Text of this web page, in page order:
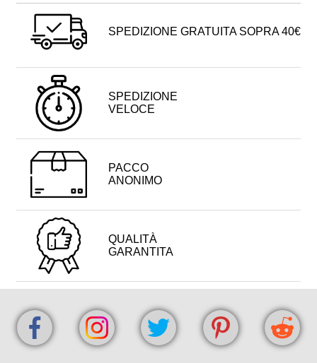
SPEDIZIONE GRATUITA SOPRA 40€
SPEDIZIONE
VELOCE
PACCO
ANONIMO
QUALITÀ
GARANTITA